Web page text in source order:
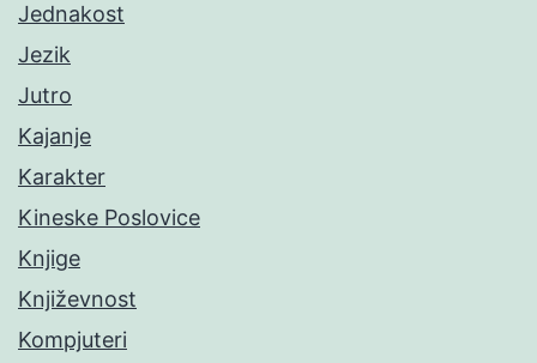
Jednakost
Jezik
Jutro
Kajanje
Karakter
Kineske Poslovice
Knjige
Književnost
Kompjuteri